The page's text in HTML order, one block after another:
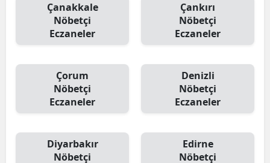
Çanakkale
Nöbetçi
Eczaneler
Çankırı
Nöbetçi
Eczaneler
Çorum
Nöbetçi
Eczaneler
Denizli
Nöbetçi
Eczaneler
Diyarbakır
Nöbetçi
Edirne
Nöbetçi